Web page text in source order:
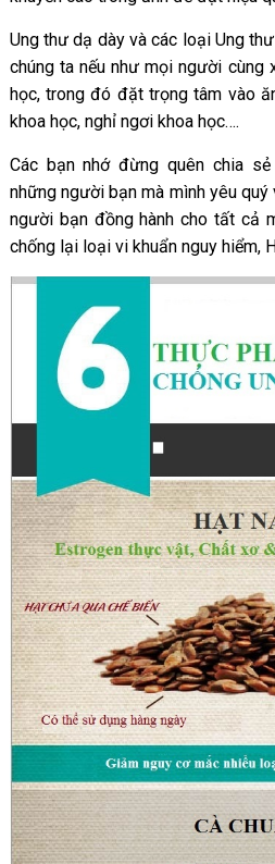
Ung thư dạ dày và các loại Ung
chúng ta nếu như mọi người cùng
học, trong đó đặt trọng tâm vào
khoa học, nghỉ ngơi khoa học….
Các bạn nhớ đừng quên chia
những người bạn mà mình yêu
người bạn đồng hành cho tất cả
chống lại loại vi khuẩn nguy hiểm,